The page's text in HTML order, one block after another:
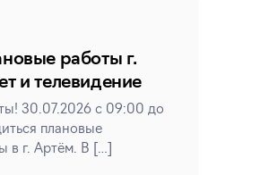
работы г.
и телевидение
30.07.2026 с 09:00 до
плановые
в г. Артём. В […]